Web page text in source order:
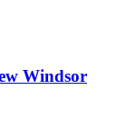
Windsor